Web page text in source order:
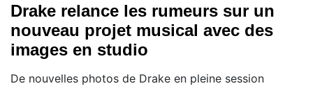
Drake relance les rumeurs sur un
nouveau projet musical avec des
images en studio
De nouvelles photos de Drake en pleine session